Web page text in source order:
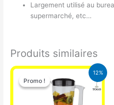
Largement utilisé au
supermarché, etc…
Produits similaires
12%
Promo !
Promo !
Le
prix
initial
était :
25.000 CFA.
Le
prix
actuel
est :